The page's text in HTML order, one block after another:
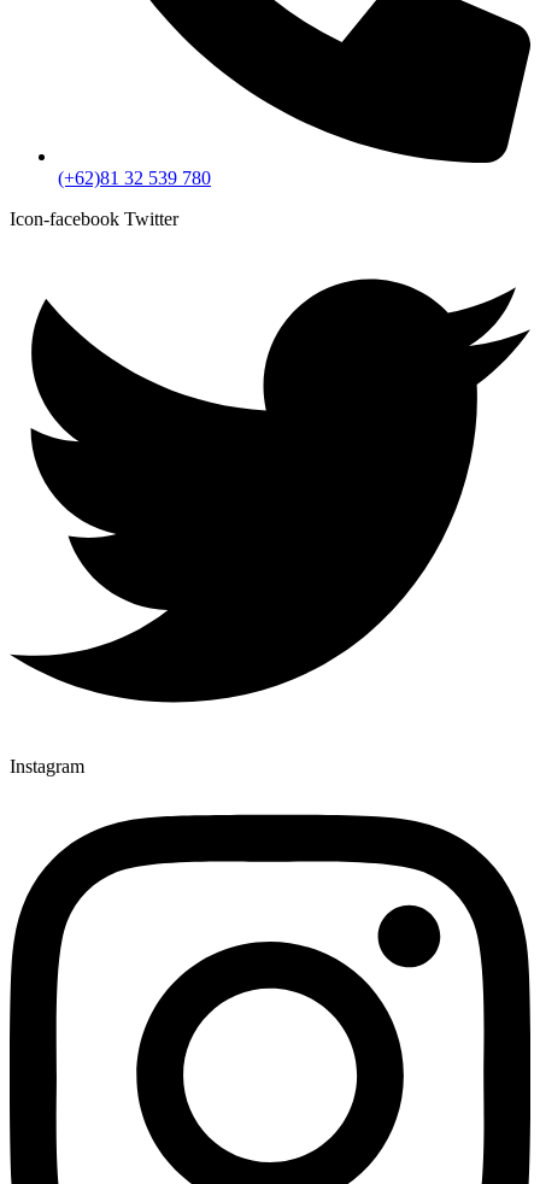
(+62)81 32 539 780
Icon-facebook Twitter
Instagram